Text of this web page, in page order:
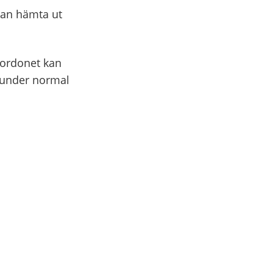
hämta ut
kan
normal